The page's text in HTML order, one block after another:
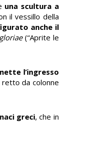
una scultura a
il vessillo della
anche il
(“Aprite le
l’ingresso
retto da colonne
greci, che in